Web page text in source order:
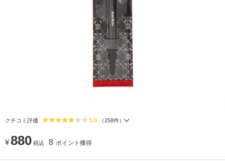
クチコミ評価 5.0 （258件）
¥880 税込 8 ポイント獲得